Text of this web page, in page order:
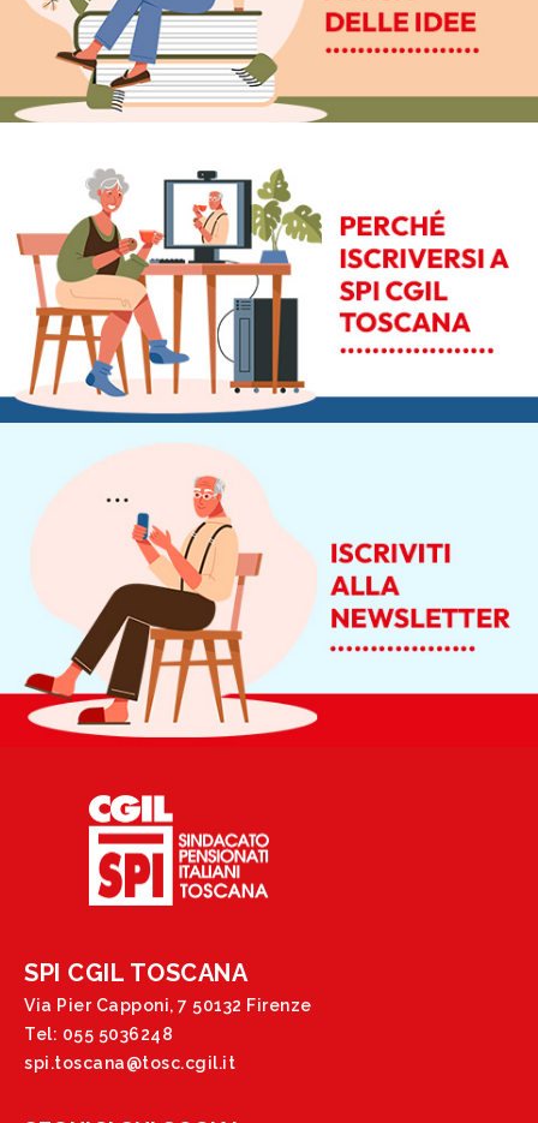
SPI CGIL TOSCANA
Via Pier Capponi, 7 50132 Firenze
Tel: 055 5036248
spi.toscana@tosc.cgil.it